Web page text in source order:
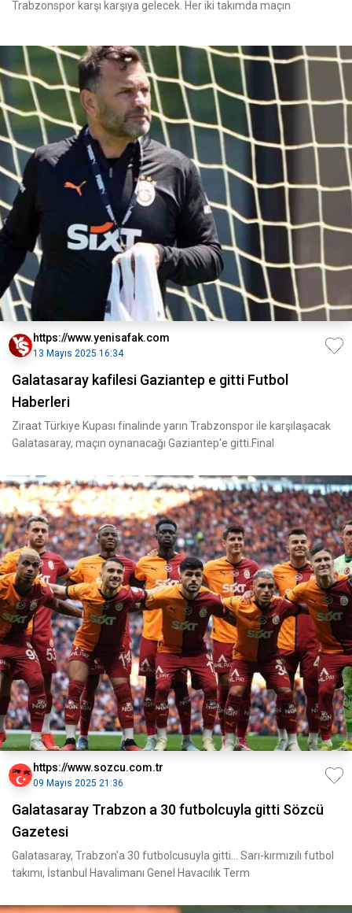
Trabzonspor karşı karşıya gelecek. Her iki takımda maçın
https://www.yenisafak.com
13 Mayıs 2025 16:34
Galatasaray kafilesi Gaziantep e gitti Futbol
Haberleri
Ziraat Türkiye Kupası finalinde yarın Trabzonspor ile karşılaşacak
Galatasaray, maçın oynanacağı Gaziantep'e gitti.Final
https://www.sozcu.com.tr
09 Mayıs 2025 21:36
Galatasaray Trabzon a 30 futbolcuyla gitti Sözcü
Gazetesi
Galatasaray, Trabzon'a 30 futbolcusuyla gitti... Sarı-kırmızılı futbol
takımı, İstanbul Havalimanı Genel Havacılık Term